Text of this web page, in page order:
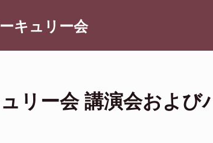
キュリー会
リー会 講演会および